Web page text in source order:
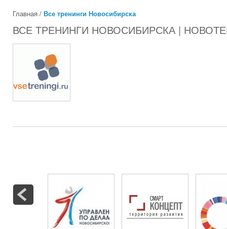
Главная / Все тренинги Новосибирска
ВСЕ ТРЕНИНГИ НОВОСИБИРСКА |